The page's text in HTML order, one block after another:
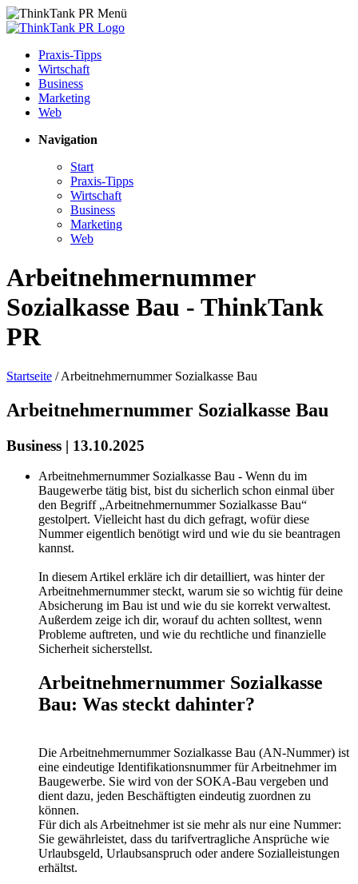
Praxis-Tipps
Wirtschaft
Business
Marketing
Web
Navigation
Start
Praxis-Tipps
Wirtschaft
Business
Marketing
Web
Arbeitnehmernummer
Sozialkasse Bau - ThinkTank
PR
Startseite / Arbeitnehmernummer Sozialkasse Bau
Arbeitnehmernummer Sozialkasse Bau
Business | 13.10.2025
Arbeitnehmernummer Sozialkasse Bau - Wenn du im
Baugewerbe tätig bist, bist du sicherlich schon einmal über
den Begriff „Arbeitnehmernummer Sozialkasse Bau“
gestolpert. Vielleicht hast du dich gefragt, wofür diese
Nummer eigentlich benötigt wird und wie du sie beantragen
kannst.
In diesem Artikel erkläre ich dir detailliert, was hinter der
Arbeitnehmernummer steckt, warum sie so wichtig für deine
Absicherung im Bau ist und wie du sie korrekt verwaltest.
Außerdem zeige ich dir, worauf du achten solltest, wenn
Probleme auftreten, und wie du rechtliche und finanzielle
Sicherheit sicherstellst.
Arbeitnehmernummer Sozialkasse
Bau: Was steckt dahinter?
Die Arbeitnehmernummer Sozialkasse Bau (AN-Nummer) ist
eine eindeutige Identifikationsnummer für Arbeitnehmer im
Baugewerbe. Sie wird von der SOKA-Bau vergeben und
dient dazu, jeden Beschäftigten eindeutig zuordnen zu
können.
Für dich als Arbeitnehmer ist sie mehr als nur eine Nummer:
Sie gewährleistet, dass du tarifvertragliche Ansprüche wie
Urlaubsgeld, Urlaubsanspruch oder andere Sozialleistungen
erhältst.